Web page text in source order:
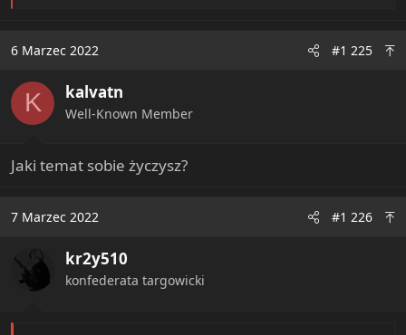
t
o
n
s
6 Marzec 2022 #1 225
K kalvatn
Well-Known Member
Jaki temat sobie życzysz?
7 Marzec 2022 #1 226
kr2y510
konfederata targowicki